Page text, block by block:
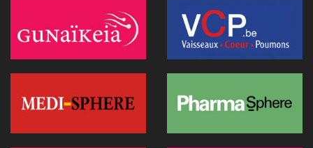
Scribes médicaux d’IA : un gain de temps… mais quels risques
pour la sécurité des soins ?
réel à la décision clinique
20 janvier 2026 - 08:05